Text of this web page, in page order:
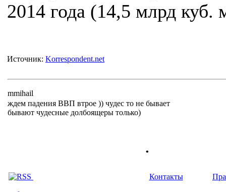
2014 года (14,5 млрд куб.
Источник: Korrespondent.net
mmihail
ждем падения ВВП втрое )) чудес то не бывает
бывают чудесные долбоящеры только)
.
Контакты